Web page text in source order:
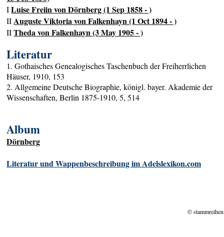
ILuise Freiin von Dörnberg (1 Sep 1858 - )
IIAuguste Viktoria von Falkenhayn (1 Oct 1894 - )
IITheda von Falkenhayn (3 May 1905 - )
Literatur
1. Gothaisches Genealogisches Taschenbuch der Freiherrlichen
Häuser, 1910, 153
2. Allgemeine Deutsche Biographie, königl. bayer. Akademie der
Wissenschaften, Berlin 1875-1910, 5, 514
Album
Dörnberg
Literatur und Wappenbeschreibung im Adelslexikon.com
©